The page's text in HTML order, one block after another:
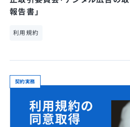
報告書」
利用規約
契約実務